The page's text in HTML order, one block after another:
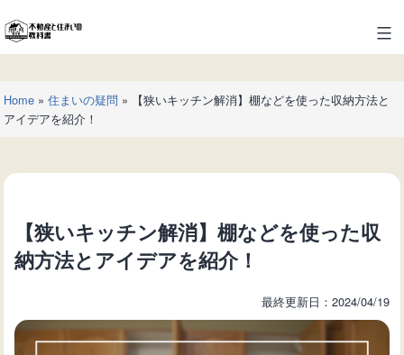
ン
テ
ツ
へ
ス
ッ
不
動
産
と
住
の
書
Home» 住まいの疑問 »
【狭いキッチン解消】棚などを使った収納方法と
アイデアを紹介！
【狭いキッチン解消】棚などを使った収
納方法とアイデアを紹介！
最終更新日：2024/04/19